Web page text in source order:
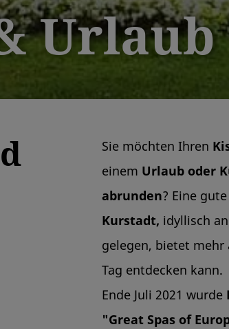
Urlaub
Sie möchten Ihren
einem Urlaub oder
abrunden? Eine
Kurstadt, idyllisch
gelegen, bietet mehr
Tag entdecken kann.
Ende Juli 2021 wurde
"Great Spas of